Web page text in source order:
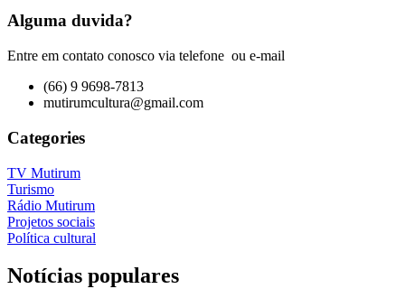
Alguma duvida?
Entre em contato conosco via telefone ou e-mail
(66) 9 9698-7813
mutirumcultura@gmail.com
Categories
TV Mutirum
Turismo
Rádio Mutirum
Projetos sociais
Política cultural
Notícias populares